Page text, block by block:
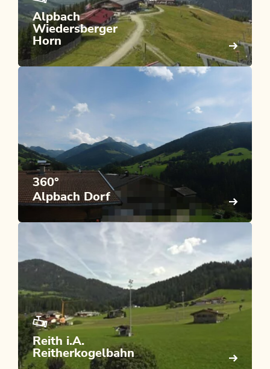
Alpbach
Wiedersberger
Horn
360°
Alpbach Dorf
Reith i.A.
Reitherkogelbahn